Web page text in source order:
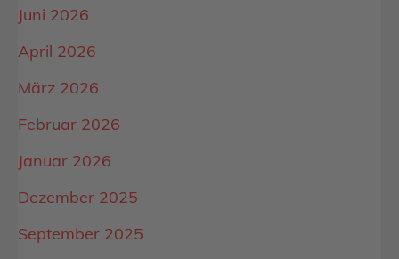
Juni 2026
April 2026
März 2026
Februar 2026
Januar 2026
Dezember 2025
September 2025